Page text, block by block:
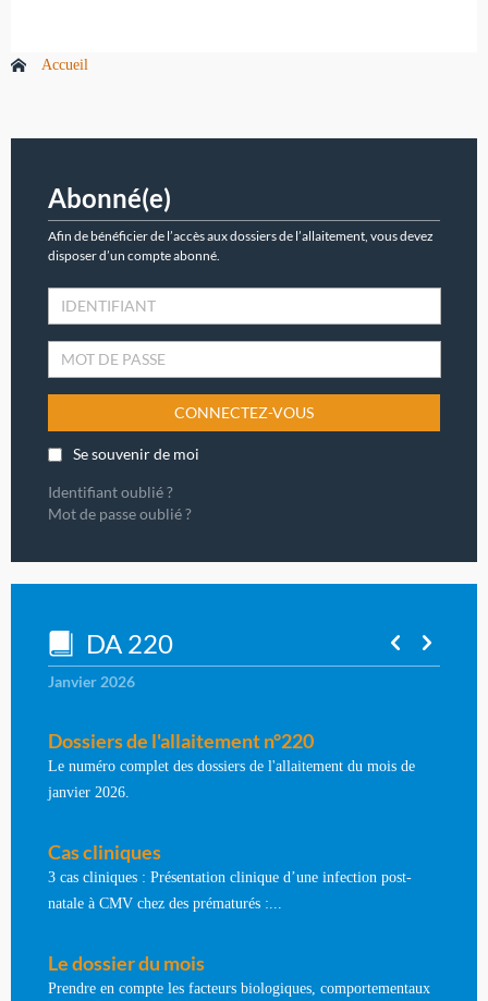
Accueil
Abonné(e)
Afin de bénéficier de l’accès aux dossiers de l’allaitement, vous devez
disposer d’un compte abonné.
CONNECTEZ-VOUS
Se souvenir de moi
Identifiant oublié ?
Mot de passe oublié ?
DA 220
Janvier 2026
Dossiers de l'allaitement n°220
Le numéro complet des dossiers de l'allaitement du mois de
janvier 2026.
Cas cliniques
3 cas cliniques : Présentation clinique d’une infection post-
natale à CMV chez des prématurés :...
Le dossier du mois
Prendre en compte les facteurs biologiques, comportementaux